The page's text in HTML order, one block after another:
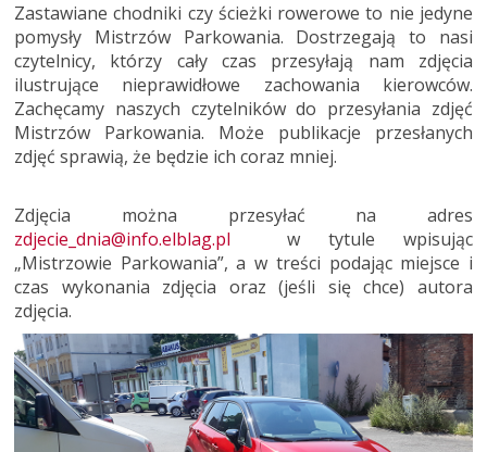
Zastawiane chodniki czy ścieżki rowerowe to nie jedyne
pomysły Mistrzów Parkowania. Dostrzegają to nasi
czytelnicy, którzy cały czas przesyłają nam zdjęcia
ilustrujące nieprawidłowe zachowania kierowców.
Zachęcamy naszych czytelników do przesyłania zdjęć
Mistrzów Parkowania. Może publikacje przesłanych
zdjęć sprawią, że będzie ich coraz mniej.
Zdjęcia można przesyłać na adres
zdjecie_dnia@info.elblag.pl w tytule wpisując
„Mistrzowie Parkowania”, a w treści podając miejsce i
czas wykonania zdjęcia oraz (jeśli się chce) autora
zdjęcia.